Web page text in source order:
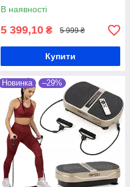
В наявності
5 399,10 ₴ 5 999 ₴
Купити
Новинка –29%